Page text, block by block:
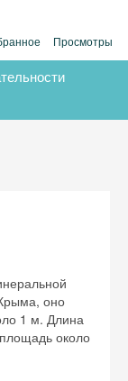
Просмотры
оно
1 м. Длина
около